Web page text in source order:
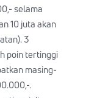
selama
10 juta akan
3
poin tertinggi
masing-
.